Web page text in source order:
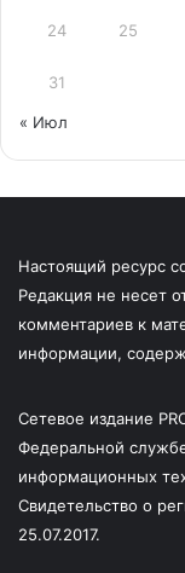
24 25
31
« Июл
Настоящий ресурс
Редакция не несет
комментариев к
информации,
Сетевое издание
Федеральной
информационных
Свидетельство о
25.07.2017.